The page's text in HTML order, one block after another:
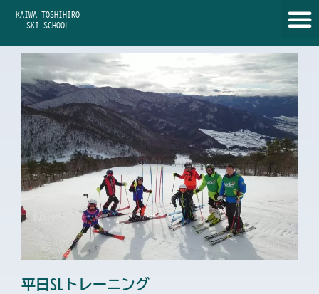
KAIWA TOSHIHIRO
SKI SCHOOL
平日SLトレーニング